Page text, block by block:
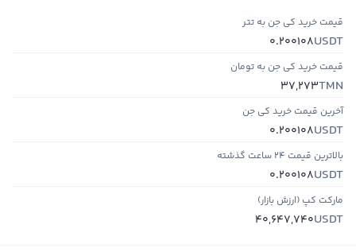
قیمت خرید کي جن به تتر
USDT
0.200108
قیمت خرید کي جن به تومان
TMN
37,273
آخرین قیمت خرید کي جن
USDT
0.200108
بالاترین قیمت ۲۴ ساعت گذشته
USDT
0.200108
مارکت کپ (ارزش بازار)
USDT
40,647,740